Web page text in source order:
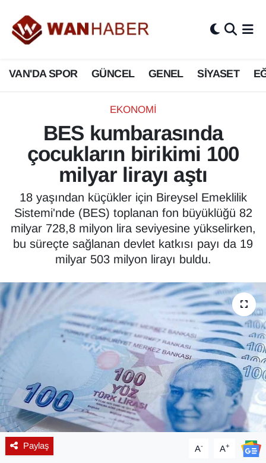
VAN'DA SPOR GÜNCEL GENEL SİYASET
EKONOMİ
BES kumbarasında
çocukların birikimi 100
milyar lirayı aştı
18 yaşından küçükler için Bireysel Emeklilik
Sistemi'nde (BES) toplanan fon büyüklüğü 82
milyar 728,8 milyon lira seviyesine yükselirken,
bu süreçte sağlanan devlet katkısı payı da 19
milyar 503 milyon lirayı buldu.
Paylaş A- A+
3.SAYFA
ASAYİŞ
BİLİM VE TEKNOLOJİ
Biyografi
Bölge Haberleri
ÇEVRE
Deprem
Dernekler, Odalar
Diğer
DÜNYA
Eleman
Emlak
Van Nöbetçi Eczaneler
Van Hava Durumu
Van Namaz Vakitleri
Van Trafik Yoğunluk Haritası
Süper Lig Puan Durumu ve Fikstür
Tüm Manşetler
Son Dakika Haberleri
Haber Arşivi